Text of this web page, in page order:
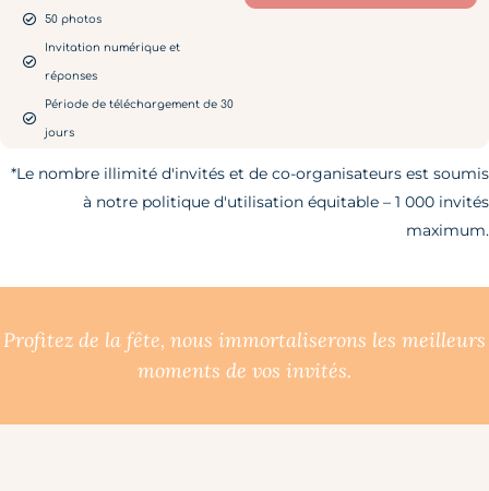
50 photos
Invitation numérique et
réponses
Période de téléchargement de 30
jours
*Le nombre illimité d'invités et de co-organisateurs est soumis
à notre politique d'utilisation équitable – 1 000 invités
maximum.
Profitez de la fête, nous immortaliserons les meilleurs
moments de vos invités.